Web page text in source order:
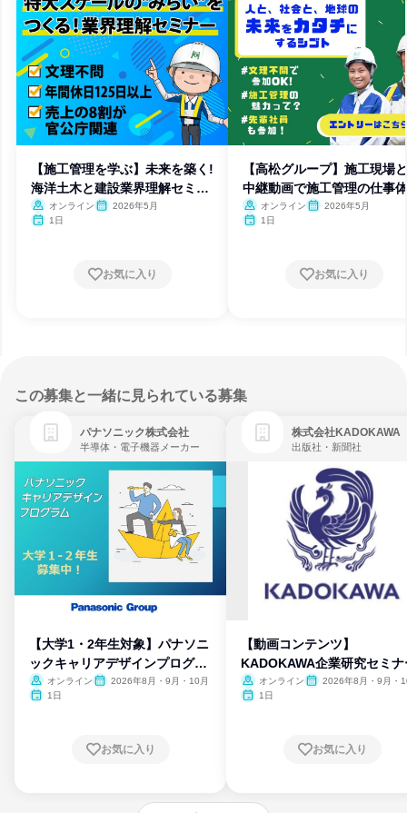
【施工管理を学ぶ】未来を築く!
海洋土木と建設業界理解セミナ
ー
オンライン
2026年5月
1日
お気に入り
【高松グループ】施工現場
中継動画で施工管理の仕事
オンライン
2026年5月
1日
お気に入り
この募集と一緒に見られている募集
パナソニック株式会社
半導体・電子機器メーカー
【大学1・2年生対象】パナソニ
ックキャリアデザインプログラ
ム
オンライン
2026年8月・9月・10月
1日
お気に入り
株式会社KADOKAWA
出版社・新聞社
【動画コンテンツ】
KADOKAWA企業研究セミナ
オンライン
2026年8月・9月・
1日
お気に入り